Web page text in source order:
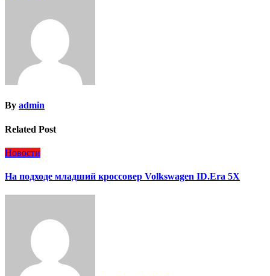
By admin
Related Post
Новости
На подходе младший кроссовер Volkswagen ID.Era 5X